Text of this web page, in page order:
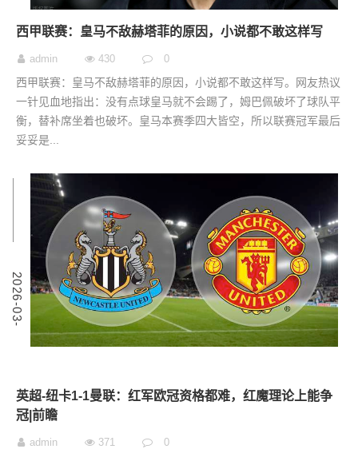
西甲联赛：皇马不敌赫塔菲的原因，小说都不敢这样写
admin 430 0
西甲联赛：皇马不敌赫塔菲的原因，小说都不敢这样写。网友热议
一针见血地指出：没有点球皇马就不会踢了，姆巴佩破坏了球队平
衡，替补席坐着也破坏。皇马本赛季四大皆空，所以联赛冠军最后
妥妥是...
2
0
2
6
-
0
3
-
0
英超-纽卡1-1曼联：红军欧冠资格都难，红魔理论上能争
冠|前瞻
admin 371 0